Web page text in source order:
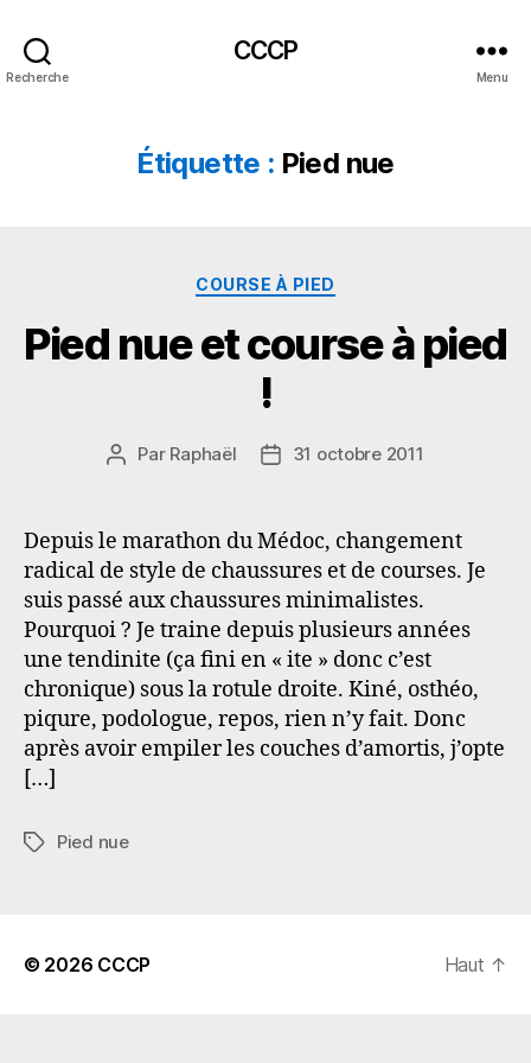
Recherche
CCCP
Menu
Étiquette : Pied nue
Catégories
COURSE À PIED
Pied nue et course à pied
!
Auteur
Par Raphaël
Date31 octobre 2011
Depuis le marathon du Médoc, changement
radical de style de chaussures et de courses. Je
suis passé aux chaussures minimalistes.
Pourquoi ? Je traine depuis plusieurs années
une tendinite (ça fini en « ite » donc c’est
chronique) sous la rotule droite. Kiné, osthéo,
piqure, podologue, repos, rien n’y fait. Donc
après avoir empiler les couches d’amortis, j’opte
[…]
Étiquettes
Pied nue
© 2026 CCCP Haut ↑